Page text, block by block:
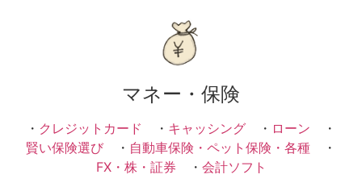
マネー・保険
・ クレジットカード ・ キャッシング ・ ローン ・
賢い保険選び ・ 自動車保険・ペット保険・各種 ・
FX・株・証券 ・ 会計ソフト